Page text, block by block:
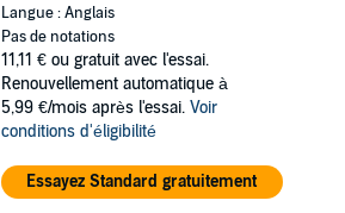
Langue : Anglais
Pas de notations
11,11 € ou gratuit avec l'essai.
Renouvellement automatique à
5,99 €/mois après l'essai. Voir
conditions d'éligibilité
Essayez Standard gratuitement